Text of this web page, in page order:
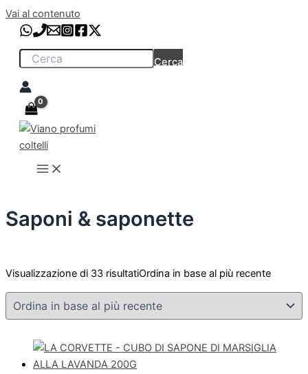
Vai al contenuto
Cerca
Saponi & saponette
Visualizzazione di 33 risultatiOrdina in base al più recente